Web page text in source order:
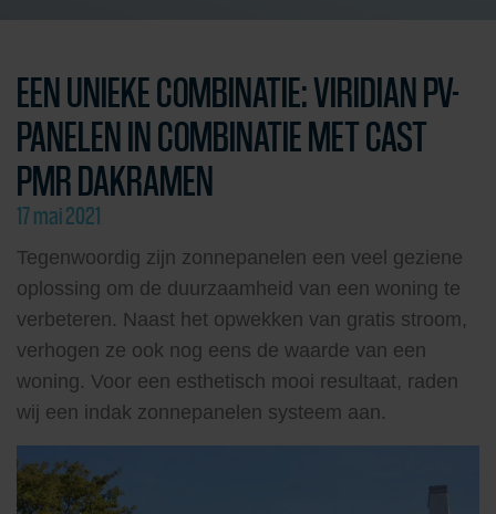
EEN UNIEKE COMBINATIE: VIRIDIAN PV-
PANELEN IN COMBINATIE MET CAST
PMR DAKRAMEN
17 mai 2021
Tegenwoordig zijn zonnepanelen een veel geziene
oplossing om de duurzaamheid van een woning te
verbeteren. Naast het opwekken van gratis stroom,
verhogen ze ook nog eens de waarde van een
woning. Voor een esthetisch mooi resultaat, raden
wij een indak zonnepanelen systeem aan.